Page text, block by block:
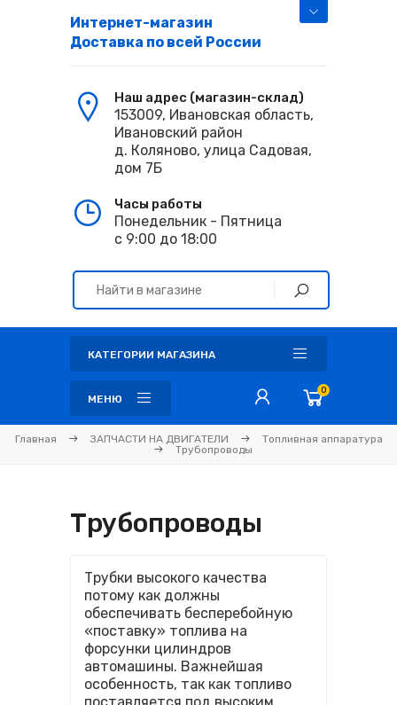
Интернет-магазин
Доставка по всей России
Наш адрес (магазин-склад)
153009, Ивановская область,
Ивановский район
д. Коляново, улица Садовая,
дом 7Б
Часы работы
Понедельник - Пятница
с 9:00 до 18:00
КАТЕГОРИИ МАГАЗИНА
МЕНЮ
0
Главная ЗАПЧАСТИ НА ДВИГАТЕЛИ
Топливная аппаратура
Трубопроводы
Трубопроводы
Трубки высокого качества
потому как должны
обеспечивать бесперебойную
«поставку» топлива на
форсунки цилиндров
автомашины. Важнейшая
особенность, так как топливо